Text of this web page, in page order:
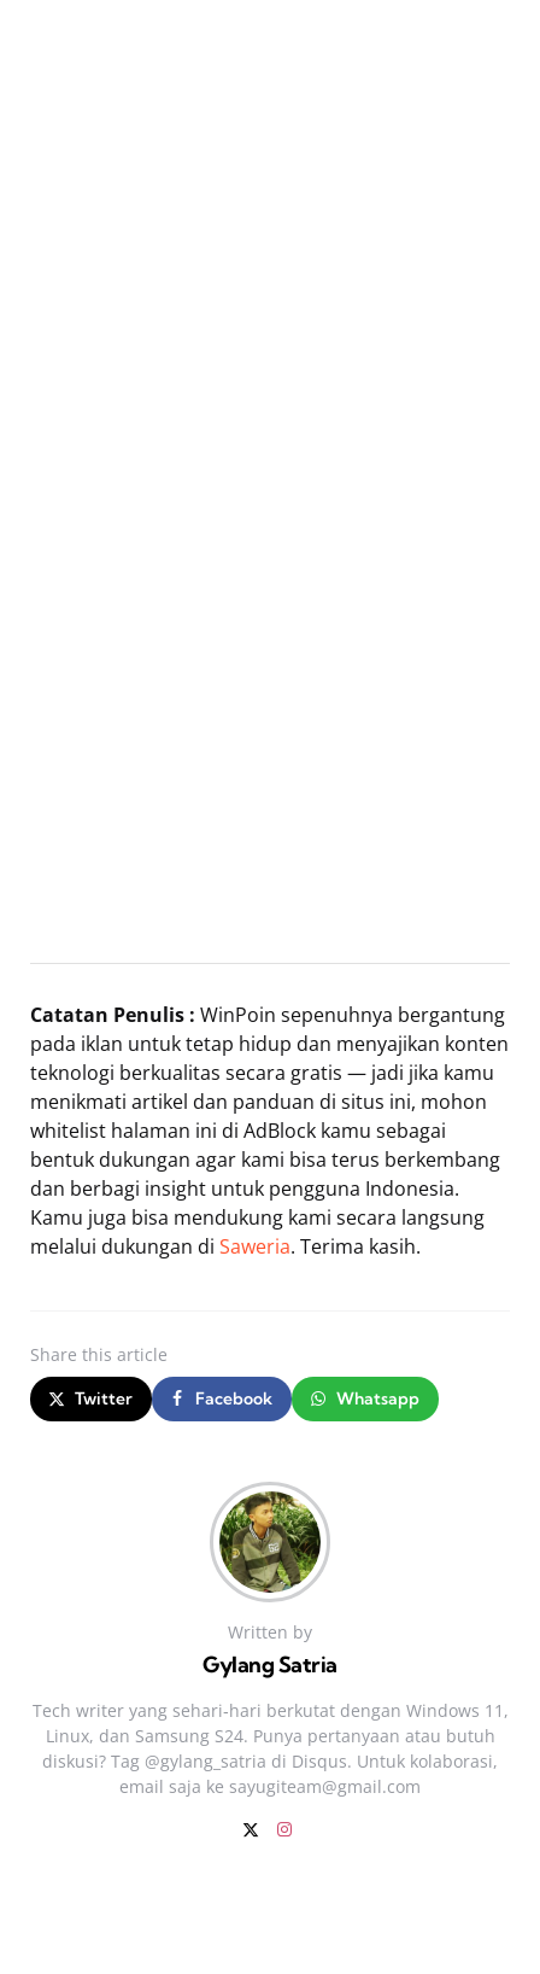
Catatan Penulis : WinPoin sepenuhnya bergantung
pada iklan untuk tetap hidup dan menyajikan konten
teknologi berkualitas secara gratis — jadi jika kamu
menikmati artikel dan panduan di situs ini, mohon
whitelist halaman ini di AdBlock kamu sebagai
bentuk dukungan agar kami bisa terus berkembang
dan berbagi insight untuk pengguna Indonesia.
Kamu juga bisa mendukung kami secara langsung
melalui dukungan di Saweria. Terima kasih.
Share this article
Twitter Facebook Whatsapp
Written by
Gylang Satria
Tech writer yang sehari‑hari berkutat dengan Windows 11,
Linux, dan Samsung S24. Punya pertanyaan atau butuh
diskusi? Tag @gylang_satria di Disqus. Untuk kolaborasi,
email saja ke sayugiteam@gmail.com